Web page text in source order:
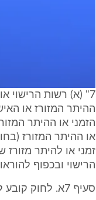
7" (א) רשות הרישוי
ההיתר המזורז או
הזמני או ההיתר
או ההיתר המזורז
זמני או להיתר
הרישוי ובכפוף להוראות לפי
סעיף 7א. לחוק קובע לעניין תוקפו של רשיון: